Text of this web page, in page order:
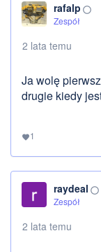
rafalp panorama_fish_eye
Zespół
2 lata temu
Ja wolę
drugie kiedy
favorite1
raydeal panorama_fish_eye
Zespół
2 lata temu